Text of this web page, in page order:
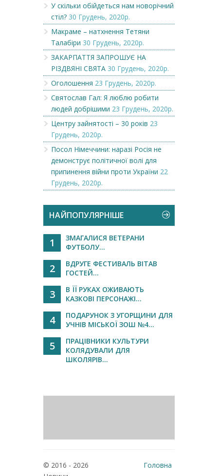
У скільки обійдеться нам новорічний
стіл? 30 Грудень, 2020р.
Макраме – натхнення Тетяни
Талабіри 30 Грудень, 2020р.
ЗАКАРПАТТЯ ЗАПРОШУЄ НА
РІЗДВЯНІ СВЯТА 30 Грудень, 2020р.
Оголошення 23 Грудень, 2020р.
Святослав Гал: Я люблю робити
людей добрішими 23 Грудень, 2020р.
Центру зайнятості – 30 років 23
Грудень, 2020р.
Посол Німеччини: наразі Росія не
демонструє політичної волі для
припинення війни проти України 22
Грудень, 2020р.
НАЙПОПУЛЯРНІШЕ
1
ЗМАГАЛИСЯ ВЕТЕРАНИ
ФУТБОЛУ...
2
ВДРУГЕ ФЕСТИВАЛЬ ВІТАВ
ГОСТЕЙ...
3
В ЇЇ РУКАХ ОЖИВАЮТЬ
КАЗКОВІ ПЕРСОНАЖІ...
4
ПОДАРУНОК З УГОРЩИНИ ДЛЯ
УЧНІВ МІСЬКОЇ ЗОШ №4...
5
ПРАЦІВНИКИ КУЛЬТУРИ
КОЛЯДУВАЛИ ДЛЯ
ШКОЛЯРІВ...
© 2016 - 2026
Головна